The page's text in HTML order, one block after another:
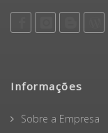
Informações
Sobre a Empresa